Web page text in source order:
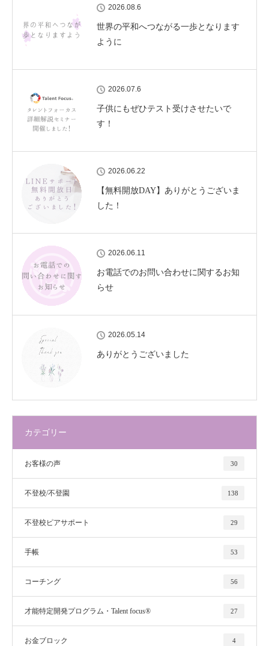
2026.08.6
世界の平和へつながる一歩となります
ように
2026.07.6
子供にもぜひテスト受けさせたいで
す！
2026.06.22
【無料開放DAY】ありがとうございま
した！
2026.06.11
お電話でのお問い合わせに関するお知
らせ
2026.05.14
ありがとうございました
カテゴリー
お客様の声 30
不登校/不登園 138
不登校ピアサポート 29
手帳 53
コーチング 56
才能特定開発プログラム・Talent focus® 27
お金ブロック 4